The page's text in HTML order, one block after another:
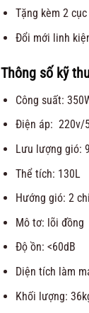
Tặng kèm 2
Đổi mới linh
Thông số kỹ
Công suất:
Điện áp: 220v/
Lưu lượng gió:
Thể tích: 130L
Hướng gió: 2
Mô tơ: lõi đồng
Độ ồn: <60dB
Diện tích làm
Khối lượng: